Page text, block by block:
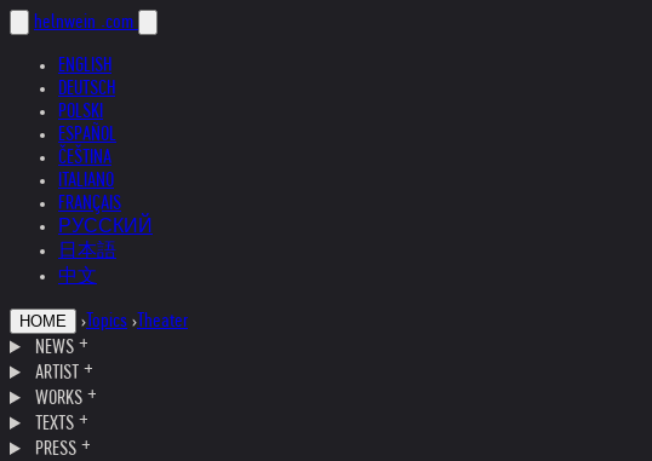
helnwein .com
ENGLISH
DEUTSCH
POLSKI
ESPAÑOL
ČEŠTINA
ITALIANO
FRANÇAIS
РУССКИЙ
日本語
中文
HOME › Topics › Theater
NEWS
ARTIST
WORKS
TEXTS
PRESS